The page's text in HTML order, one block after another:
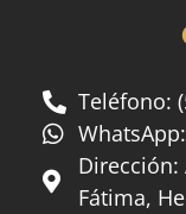
Teléfono:
Dirección:
Fátima,